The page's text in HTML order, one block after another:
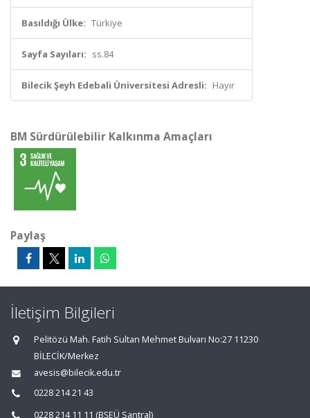
Basıldığı Ülke: Türkiye
Sayfa Sayıları: ss.84
Bilecik Şeyh Edebali Üniversitesi Adresli: Hayır
BM Sürdürülebilir Kalkınma Amaçları
Paylaş
İletişim Bilgileri
Pelitözü Mah. Fatih Sultan Mehmet Bulvarı No:27 11230
BİLECİK/Merkez
avesis@bilecik.edu.tr
0228 214 21 43
0228 214 11 11 (BŞEÜ Santral)